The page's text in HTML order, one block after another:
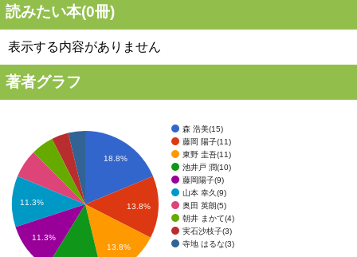
読みたい本(0冊)
表示する内容がありません
著者グラフ
森 浩美(15)
藤岡 陽子(11)
東野 圭吾(11)
池井戸 潤(10)
藤岡陽子(9)
山本 幸久(9)
奥田 英朗(5)
朝井 まかて(4)
実石沙枝子(3)
寺地 はるな(3)
18.8%
13.8%
13.8%
11.3%
11.3%